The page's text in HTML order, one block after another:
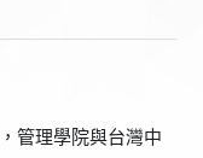
管理學院與台灣中